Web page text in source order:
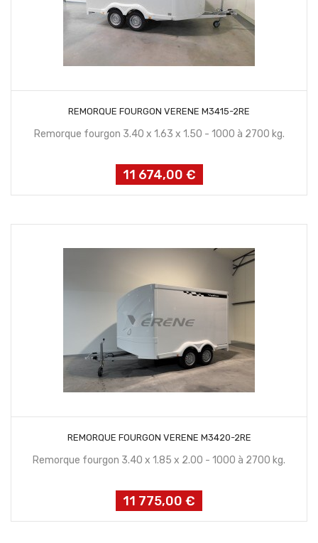
REMORQUE FOURGON VERENE M3415-2RE
Remorque fourgon 3.40 x 1.63 x 1.50 - 1000 à 2700 kg.
Prix
11 674,00 €
REMORQUE FOURGON VERENE M3420-2RE
Remorque fourgon 3.40 x 1.85 x 2.00 - 1000 à 2700 kg.
Prix
11 775,00 €